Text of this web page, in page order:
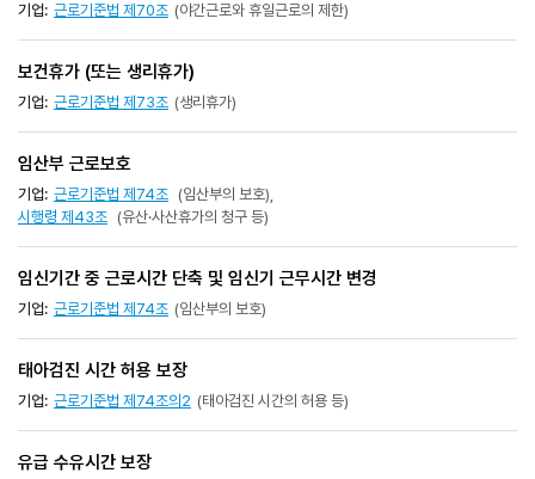
기업: 근로기준법 제70조 (야간근로와 휴일근로의 제한)
보건휴가 (또는 생리휴가)
기업: 근로기준법 제73조 (생리휴가)
임산부 근로보호
기업: 근로기준법 제74조 (임산부의 보호),
시행령 제43조 (유산·사산휴가의 청구 등)
임신기간 중 근로시간 단축 및 임신기 근무시간 변경
기업: 근로기준법 제74조 (임산부의 보호)
태아검진 시간 허용 보장
기업: 근로기준법 제74조의2 (태아검진 시간의 허용 등)
유급 수유시간 보장